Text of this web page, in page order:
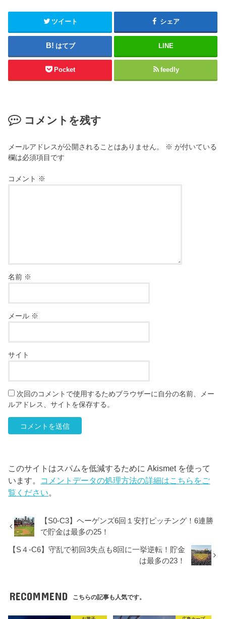
ツイート シェア
はてブ LINE
Pocket feedly
コメントを残す
メールアドレスが公開されることはありません。 ※ が付いている
欄は必須項目です
コメント ※
名前 ※
メール ※
サイト
次回のコメントで使用するためブラウザーに自分の名前、メー
ルアドレス、サイトを保存する。
このサイトはスパムを低減するために Akismet を使って
います。 コメントデータの処理方法の詳細はこちらをご
覧ください。
【S0-C3】ヘーゲンズ6回１安打ピッチング！6連勝
で貯金は最多の25！
【S４-C6】守乱で初回3失点も8回に一挙逆転！貯金
は最多の23！
RECOMMEND こちらの記事も人気です。